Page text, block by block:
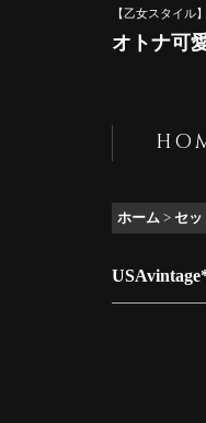
【乙女スタイル
オトナ可
ホーム > セッ